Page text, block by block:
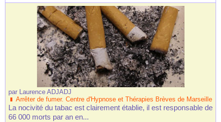
par Laurence ADJADJ
Arrêter de fumer. Centre d'Hypnose et Thérapies Brèves de Marseille
La nocivité du tabac est clairement établie, il est responsable de
66 000 morts par an en...